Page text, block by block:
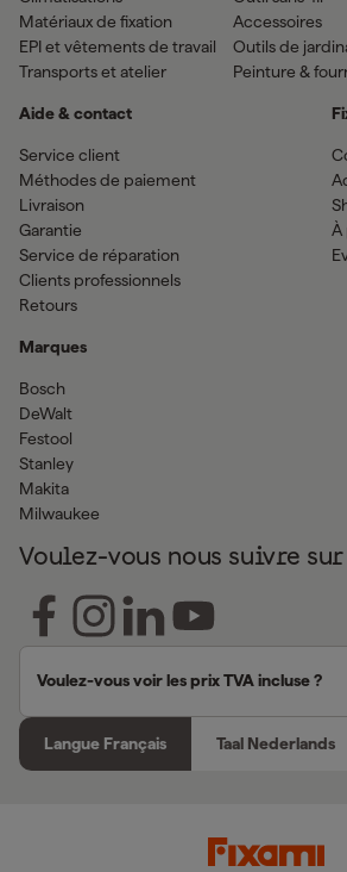
Matériaux de fixation
EPI et vêtements de travail
Transports et atelier
Accessoires
Outils de
Peinture &
Aide & contact
Service client
Méthodes de paiement
Livraison
Garantie
Service de réparation
Clients professionnels
Retours
Marques
Bosch
DeWalt
Festool
Stanley
Makita
Milwaukee
À
Voulez-vous nous suivre sur
Voulez-vous voir les prix TVA incluse ?
Langue Français Taal Nederlands